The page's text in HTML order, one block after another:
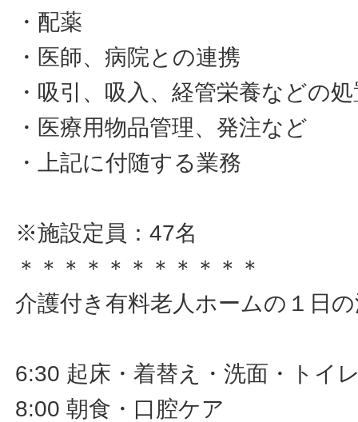
・配薬
・医師、病院との連携
・吸引、吸入、経管栄養などの
・医療用物品管理、発注など
・上記に付随する業務
※施設定員：47名
＊＊＊＊＊＊＊＊＊＊＊
介護付き有料老人ホームの１日
6:30 起床・着替え・洗面・トイ
8:00 朝食・口腔ケア